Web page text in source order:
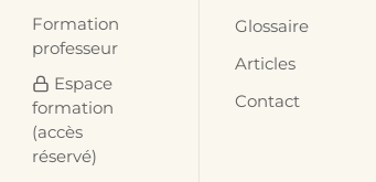
Formation
professeur
Espace
formation
(accès
réservé)
Glossaire
Articles
Contact